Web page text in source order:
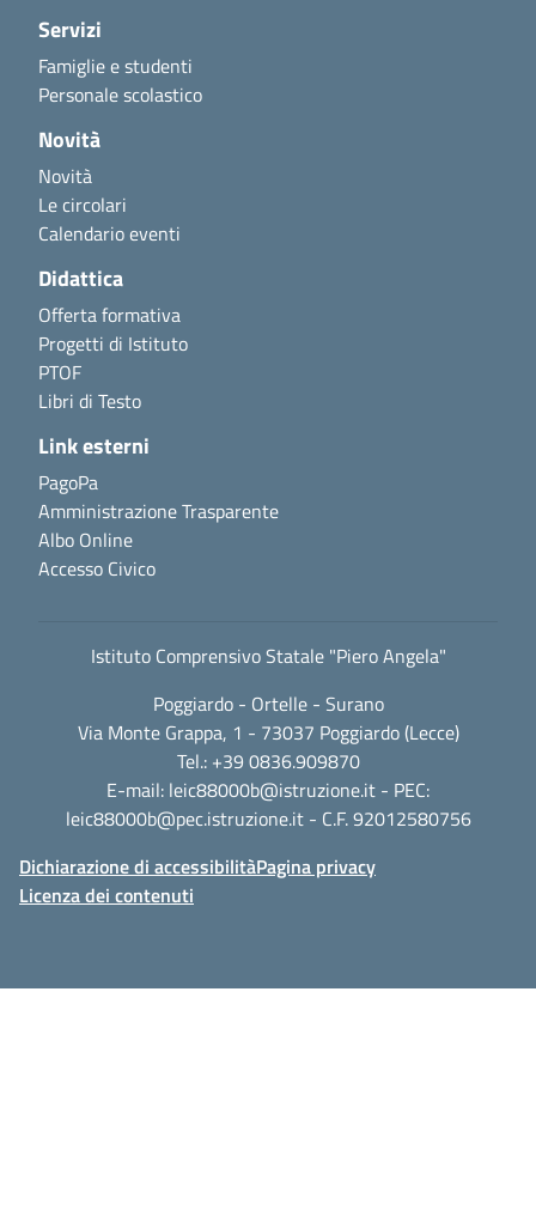
Servizi
Famiglie e studenti
Personale scolastico
Novità
Novità
Le circolari
Calendario eventi
Didattica
Offerta formativa
Progetti di Istituto
PTOF
Libri di Testo
Link esterni
PagoPa
Amministrazione Trasparente
Albo Online
Accesso Civico
Istituto Comprensivo Statale "Piero Angela"
Poggiardo - Ortelle - Surano
Via Monte Grappa, 1 - 73037 Poggiardo (Lecce)
Tel.: +39 0836.909870
E-mail: leic88000b@istruzione.it - PEC:
leic88000b@pec.istruzione.it- C.F. 92012580756
Dichiarazione di accessibilitàPagina privacy
Licenza dei contenuti